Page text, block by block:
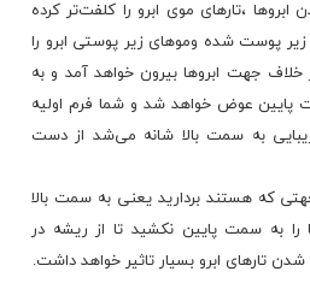
ابروها ،تارهای موی ابرو را کلفت‌تر کرده
پوست شده وموهای زیر پوستی ابرو را
جهت ابروها بیرون خواهد آمد و به
پایین عوض خواهد شد و شما فرم اولیه
به سمت بالا شانه می‌شد از دست
که هستند بردارید یعنی به سمت بالا
را به سمت پایین نکشید تا از ریشه در
شدن تارهای ابرو بسیار تاثیر خواهد داشت.